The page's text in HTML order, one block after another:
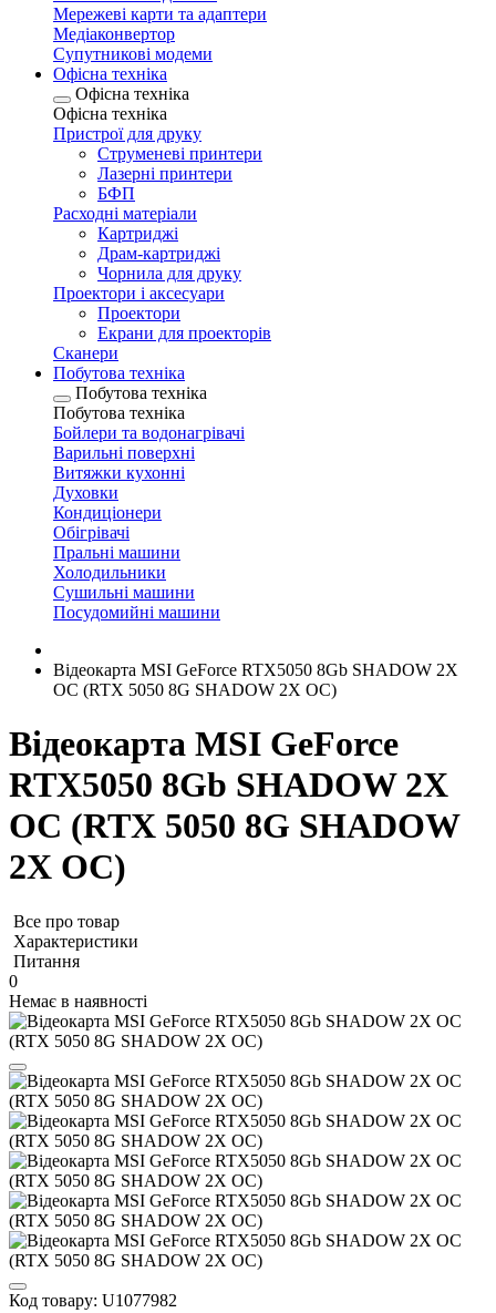
Мережеві карти та адаптери
Медіаконвертор
Супутникові модеми
Офісна техніка
Офісна техніка
Офісна техніка
Пристрої для друку
Струменеві принтери
Лазерні принтери
БФП
Расходні матеріали
Картриджі
Драм-картриджі
Чорнила для друку
Проектори і аксесуари
Проектори
Екрани для проекторів
Сканери
Побутова техніка
Побутова техніка
Побутова техніка
Бойлери та водонагрівачі
Варильні поверхні
Витяжки кухонні
Духовки
Кондиціонери
Обігрівачі
Пральні машини
Холодильники
Сушильні машини
Посудомийні машини
Відеокарта MSI GeForce RTX5050 8Gb SHADOW 2X
OC (RTX 5050 8G SHADOW 2X OC)
Відеокарта MSI GeForce
RTX5050 8Gb SHADOW 2X
OC (RTX 5050 8G SHADOW
2X OC)
Все про товар
Характеристики
Питання
0
Немає в наявності
Код товару: U1077982